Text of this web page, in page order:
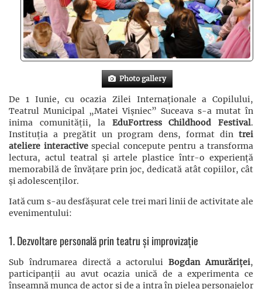
Photo gallery
De 1 Iunie, cu ocazia Zilei Internaționale a Copilului,
Teatrul Municipal „Matei Vișniec” Suceava s-a mutat în
inima comunității, la EduFortress Childhood Festival.
Instituția a pregătit un program dens, format din trei
ateliere interactivespecial concepute pentru a transforma
lectura, actul teatral și artele plastice într-o experiență
memorabilă de învățare prin joc, dedicată atât copiilor, cât
și adolescenților.
Iată cum s-au desfășurat cele trei mari linii de activitate ale
evenimentului:
1. Dezvoltare personală prin teatru și improvizație
Sub îndrumarea directă a actoruluiBogdan Amurăriței,
participanții au avut ocazia unică de a experimenta ce
înseamnă munca de actor și de a intra în pielea personajelor